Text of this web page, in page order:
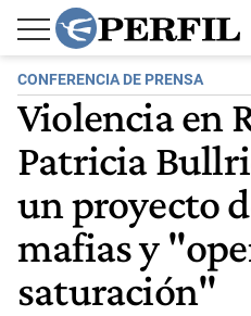
CONFERENCIA DE PRENSA
Violencia en
Patricia
un proyecto
mafias y
saturación"